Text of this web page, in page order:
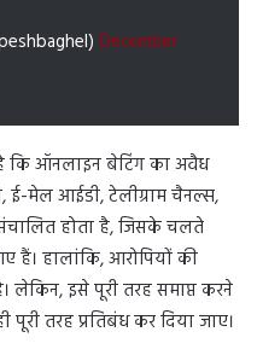
December
कि ऑनलाइन बेटिंग का अवैध
ई-मेल आईडी, टेलीग्राम चैनल्स,
होता है, जिसके चलते
हालांकि, आरोपियों की
लेकिन, इसे पूरी तरह समाप्त करने
तरह प्रतिबंध कर दिया जाए।